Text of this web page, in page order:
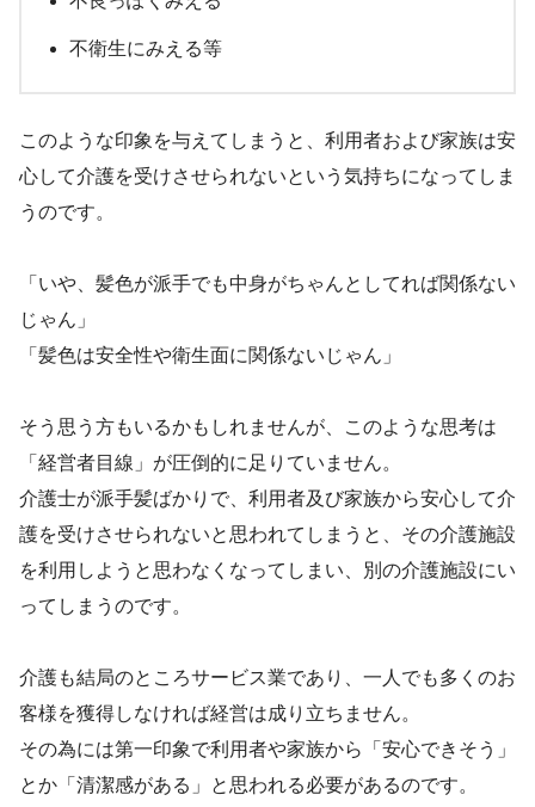
不衛生にみえる等
このような印象を与えてしまうと、利用者および家族は安
心して介護を受けさせられないという気持ちになってしま
うのです。
「いや、髪色が派手でも中身がちゃんとしてれば関係ない
じゃん」
「髪色は安全性や衛生面に関係ないじゃん」
そう思う方もいるかもしれませんが、このような思考は
「経営者目線」が圧倒的に足りていません。
介護士が派手髪ばかりで、利用者及び家族から安心して介
護を受けさせられないと思われてしまうと、その介護施設
を利用しようと思わなくなってしまい、別の介護施設にい
ってしまうのです。
介護も結局のところサービス業であり、一人でも多くのお
客様を獲得しなければ経営は成り立ちません。
その為には第一印象で利用者や家族から「安心できそう」
とか「清潔感がある」と思われる必要があるのです。